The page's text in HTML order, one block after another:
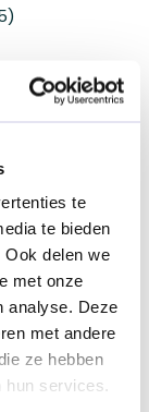
te
te bieden
delen we
met onze
analyse. Deze
met andere
ze hebben
hun services.